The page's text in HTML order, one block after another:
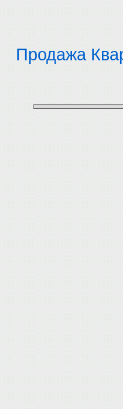
Продажа